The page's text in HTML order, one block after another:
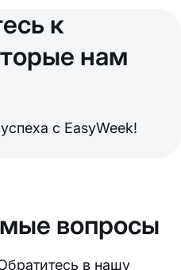
к
нам
с EasyWeek!
вопросы
в нашу